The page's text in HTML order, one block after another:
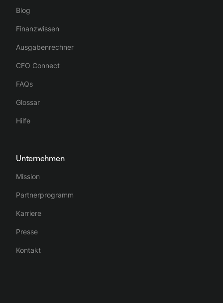
Blog
Finanzwissen
Ausgabenrechner
CFO Connect
FAQs
Glossar
Hilfe
Unternehmen
Mission
Partnerprogramm
Karriere
Presse
Kontakt